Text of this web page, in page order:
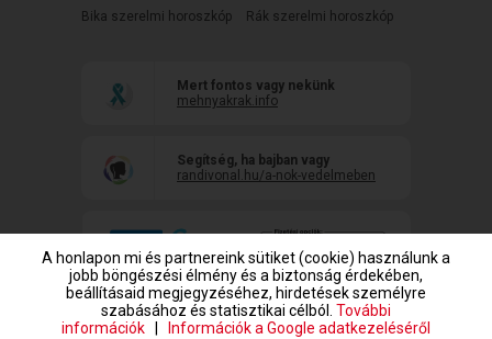
Bika szerelmi horoszkóp
Rák szerelmi horoszkóp
Mert fontos vagy nekünk
mehnyakrak.info
Segítség, ha bajban vagy
randivonal.hu/a-nok-vedelmeben
A honlapon mi és partnereink sütiket (cookie) használunk a
jobb böngészési élmény és a biztonság érdekében,
beállításaid megjegyzéséhez, hirdetések személyre
szabásához és statisztikai célból. További
információk
Információk a Google adatkezeléséről